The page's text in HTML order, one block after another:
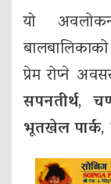
यो
प्रेम रोप्ने
सपनतीर्थ,
भूतखेल पार्क,